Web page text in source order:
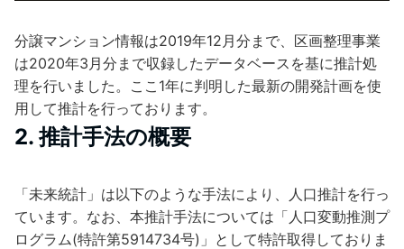
分譲マンション情報は2019年12月分まで、区画整理事業
は2020年3月分まで収録したデータベースを基に推計処
理を行いました。ここ1年に判明した最新の開発計画を使
用して推計を行っております。
2. 推計手法の概要
「未来統計」は以下のような手法により、人口推計を行っ
ています。なお、本推計手法については「人口変動推測プ
ログラム(特許第5914734号)」として特許取得しておりま